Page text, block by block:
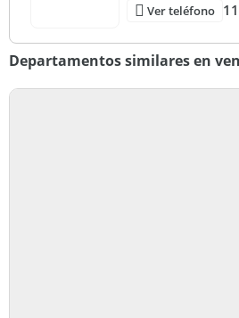
Ver teléfono
Departamentos similares en